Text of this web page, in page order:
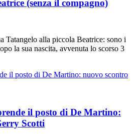
(senza il compagno)
Tatangelo alla piccola Beatrice: sono i
la sua nascita, avvenuta lo scorso 3
il posto di De Martino:
Scotti